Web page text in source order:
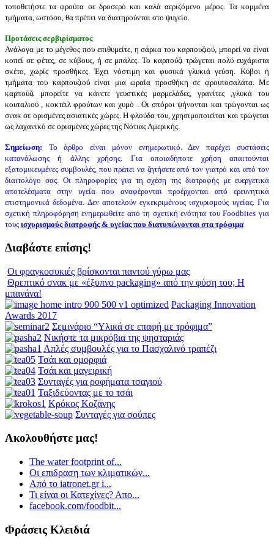
τοποθετήστε τα φρούτα σε δροσερό και καλά αεριζόμενο μέρος. Τα κομμένα
τμήματα, ωστόσο, θα πρέπει να διατηρούνται στο ψυγείο.
Προτάσεις σερβιρίσματος
Ανάλογα με το μέγεθος που επιθυμείτε, η σάρκα του καρπουζιού, μπορεί να είναι
κοπεί σε φέτες, σε κύβους, ή σε μπάλες. Το ​​καρπούζι τρώγεται πολύ ευχάριστα
σκέτο, χωρίς προσθήκες. Έχει νόστιμη και φυσικά γλυκιά γεύση. Κύβοι ή
τμήματα του καρπουζιού είναι μια ωραία προσθήκη σε φρουτοσαλάτα. Με
καρπούζι μπορείτε να κάνετε γευστικές μαρμελάδες, γρανίτες ,γλυκά του
κουταλιού , κοκτέιλ φρούτων και χυμό . Οι σπόροι ψήνονται και τρώγονται ως
σνακ σε ορισμένες ασιατικές χώρες. Η φλούδα του, χρησιμοποιείται και τρώγεται
ως λαχανικό σε ορισμένες χώρες της Νότιας Αμερικής.
Σημείωση: Το άρθρο είναι μόνον ενημερωτικό. Δεν παρέχει συστάσεις
κατανάλωσης ή άλλης χρήσης. Για οποιαδήποτε χρήση απαιτούνται
εξατομικευμένες συμβουλές, που πρέπει να ζητήσετε από τον γιατρό και από τον
διαιτολόγο σας. Οι πληροφορίες για τη σχέση της διατροφής με ευεργετικά
αποτελέσματα στην υγεία που αναφέρονται προέρχονται από ερευνητικά
επιστημονικά δεδομένα. Δεν αποτελούν εγκεκριμένους ισχυρισμούς υγείας. Για
σχετική πληροφόρηση ενημερωθείτε από τη σχετική ενότητα του Foodbites για
τους ισχυρισμούς διατροφής & υγείας που διατυπώνονται στα τρόφιμα
Διαβάστε επίσης!
Οι φραγκοσυκιές βρίσκονται παντού γύρω μας
Θρεπτικό σνακ με «έξυπνο packaging» από την φύση του; Η
μπανάνα!
Packaging Innovation
Awards 2017
Σεμινάριο “Υλικά σε επαφή με τρόφιμα”
Νικήστε τα μικρόβια της ψησταριάς
Απλές συμβουλές για το Πασχαλινό τραπέζι
Τσάι και ομορφιά
Τσάι και μαγειρική
Συνταγές για ροφήματα τσαγιού
Ταξιδεύοντας με το τσάι
Κρόκος Κοζάνης
Συνταγές για σούπες
Ακολουθήστε μας!
The water footprint of...
Οι επιδραση των κλιματικών...
Από το iatronet.gr i...
Τι είναι οι Κατεχίνες? Απο...
facebook.com/foodbit...
Φράσεις Κλειδιά